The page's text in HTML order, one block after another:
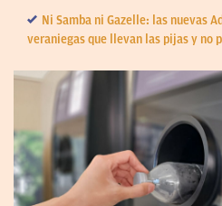
Ni Samba ni Gazelle: las nuevas
veraniegas que llevan las pijas y no